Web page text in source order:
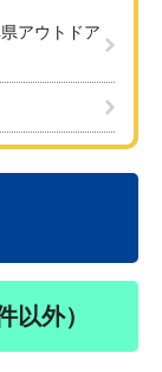
アウトドア
以外）